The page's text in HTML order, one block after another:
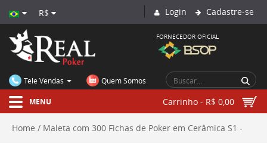
R$
FORNECEDOR OFICIAL
Login Cadastre-se
Carrinho - R$ 0,00
Tele Vendas Quem Somos
MENU
Home Maleta com 300 Fichas de Poker em Cerâmica S1 -